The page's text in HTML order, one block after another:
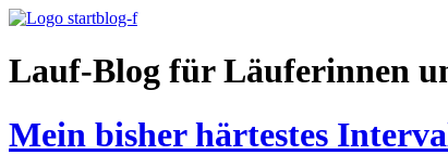
Lauf-Blog für Läuferinnen
Mein bisher härtestes